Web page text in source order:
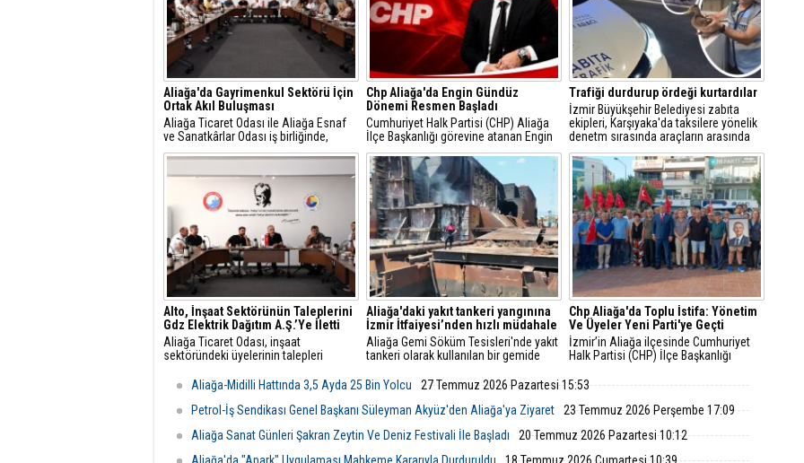
Aliağa'da Gayrimenkul Sektörü İçin
Ortak Akıl Buluşması
Aliağa Ticaret Odası ile Aliağa Esnaf
ve Sanatkârlar Odası iş birliğinde,
ilçede faaliyet gösteren gayrimenkul
danışmanlarıyla sektörel istişare
toplantısı gerçekleştirildi.
Chp Aliağa'da Engin Gündüz
Dönemi Resmen Başladı
Cumhuriyet Halk Partisi (CHP) Aliağa
İlçe Başkanlığı görevine atanan Engin
Gündüz, sosyal medya hesabından
yaptığı açıklamayla yeni döneme ilişkin
mesajlar verdi.
Trafiği durdurup ördeği kurtardılar
İzmir Büyükşehir Belediyesi zabıta
ekipleri, Karşıyaka'da taksilere yönelik
denetm sırasında araçların arasında
kalan yeşilbaşlı dişi ördeği fark ederek
trafiği durdurdu.
Alto, İnşaat Sektörünün Taleplerini
Gdz Elektrik Dağıtım A.Ş.’Ye İletti
Aliağa Ticaret Odası, inşaat
sektöründeki üyelerinin talepleri
yetkilileriyle toplantı düzenledi.
Görüşmede sayaç panosu ve enerji
odası düzenlemeleriyle ilgili yeni
değerlendirildi.
Aliağa'daki yakıt tankeri yangınına
İzmir İtfaiyesi’nden hızlı müdahale
Aliağa Gemi Söküm Tesisleri'nde yakıt
tankeri olarak kullanılan bir gemide
Belediyesi İtfaiye Dairesi Başkanlığı
ulaştı.
Chp Aliağa'da Toplu İstifa: Yönetim
Ve Üyeler Yeni Parti'ye Geçti
İzmir’in Aliağa ilçesinde Cumhuriyet
Halk Partisi (CHP) İlçe Başkanlığı
üyesi, düzenlenen basın toplantısıyla
istifa ettiklerini duyurarak Yeni Parti’ye
Aliağa-Midilli Hattında 3,5 Ayda 25 Bin Yolcu
27 Temmuz 2026 Pazartesi 15:53
Petrol-İş Sendikası Genel Başkanı Süleyman Akyüz'den Aliağa'ya Ziyaret
23 Temmuz 2026 Perşembe 17:09
Aliağa Sanat Günleri Şakran Zeytin Ve Deniz Festivali İle Başladı
20 Temmuz 2026 Pazartesi 10:12